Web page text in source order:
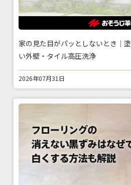
家の見た目がパッとしないとき｜
い外壁・タイル高圧洗浄
2026年07月31日